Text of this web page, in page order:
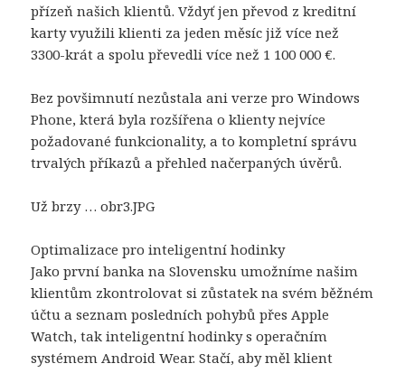
přízeň našich klientů. Vždyť jen převod z kreditní
karty využili klienti za jeden měsíc již více než
3300-krát a spolu převedli více než 1 100 000 €.
Bez povšimnutí nezůstala ani verze pro Windows
Phone, která byla rozšířena o klienty nejvíce
požadované funkcionality, a to kompletní správu
trvalých příkazů a přehled načerpaných úvěrů.
Už brzy … obr3.JPG
Optimalizace pro inteligentní hodinky
Jako první banka na Slovensku umožníme našim
klientům zkontrolovat si zůstatek na svém běžném
účtu a seznam posledních pohybů přes Apple
Watch, tak inteligentní hodinky s operačním
systémem Android Wear. Stačí, aby měl klient